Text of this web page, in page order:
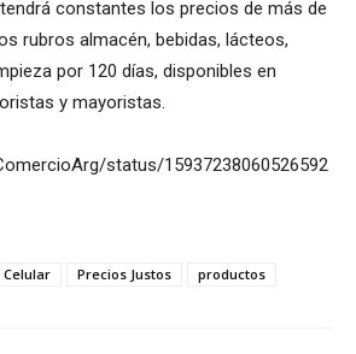
constantes los precios de más de
rubros almacén, bebidas, lácteos,
por 120 días, disponibles en
y mayoristas.
status/15937238060526592
Celular Precios Justos productos